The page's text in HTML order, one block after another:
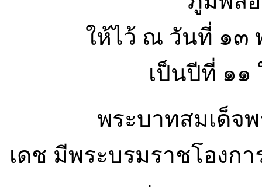
ให้ไว้ ณ วันที่ ๑๓
เป็นปีที่ ๑๑
พระบาทสมเด็จพระ
เดช มีพระบรมราชโองก